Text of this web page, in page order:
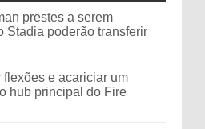
prestes a serem
Stadia poderão transferir
flexões e acariciar um
hub principal do Fire